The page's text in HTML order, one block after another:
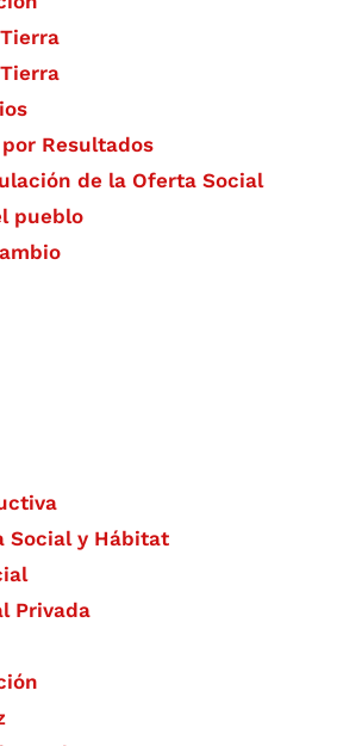
por Resultados
de la Oferta Social
pueblo
Social y Hábitat
Privada